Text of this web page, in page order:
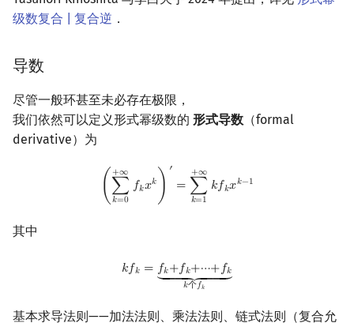
级数复合 | 复合逆 ．
导数
尽管一般环甚至未必存在极限，
我们依然可以定义形式幂级数的 形式导数 （formal
derivative）为
(
+∞
∑
𝑘=0
𝑓𝑘𝑥𝑘 )
′
=
+∞
∑
𝑘=1
𝑘𝑓𝑘𝑥𝑘−1
∑k=0+ xk ′= =1+
其中
𝑘𝑓𝑘 = 𝑓𝑘+𝑓𝑘+⋯+𝑓𝑘
⏟__⏟__⏟
𝑘个𝑓𝑘
kfk= k+ k+⋯+fk⏟k个f
基本求导法则——加法法则、乘法法则、链式法则（复合允